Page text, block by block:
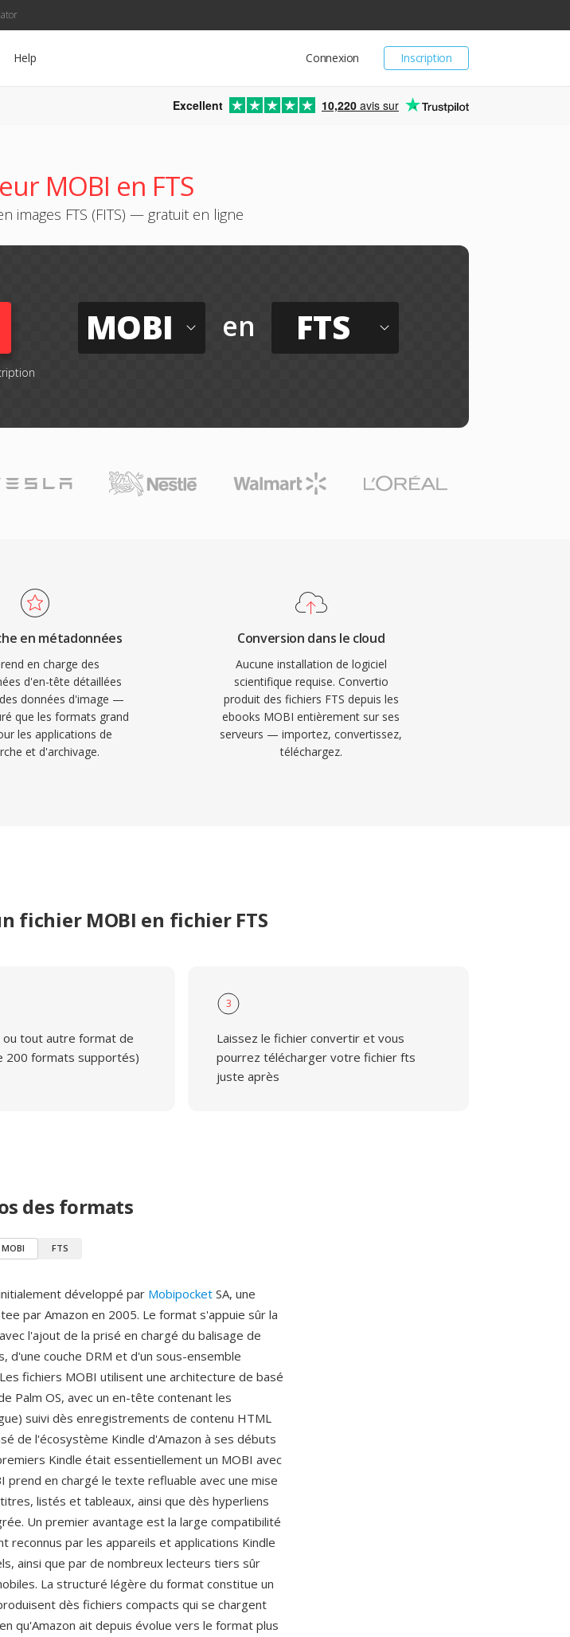
Inscription
Connexion
Help
Excellent 10,220 avis sur
MOBI en FTS
images FTS (FITS) — gratuit en ligne
MOBI en FTS
en métadonnées
en charge des
d'en-tête détaillées
données d'image —
que les formats grand
les applications de
et d'archivage.
Conversion dans le cloud
Aucune installation de logiciel
scientifique requise. Convertio
produit des fichiers FTS depuis les
ebooks MOBI entièrement sur ses
serveurs — importez, convertissez,
téléchargez.
fichier MOBI en fichier FTS
ou tout autre format de
200 formats supportés)
3
Laissez le fichier convertir et vous
pourrez télécharger votre fichier fts
juste après
des formats
MOBI FTS
développé par Mobipocket SA, une
par Amazon en 2005. Le format s'appuie sûr la
l'ajout de la prisé en chargé du balisage de
d'une couche DRM et d'un sous-ensemble
fichiers MOBI utilisent une architecture de basé
Palm OS, avec un en-tête contenant les
suivi dès enregistrements de contenu HTML
de l'écosystème Kindle d'Amazon à ses débuts
Kindle était essentiellement un MOBI avec
prend en chargé le texte refluable avec une mise
listés et tableaux, ainsi que dès hyperliens
Un premier avantage est la large compatibilité
reconnus par les appareils et applications Kindle
ainsi que par de nombreux lecteurs tiers sûr
La structuré légère du format constitue un
dès fichiers compacts qui se chargent
qu'Amazon ait depuis évolue vers le format plus